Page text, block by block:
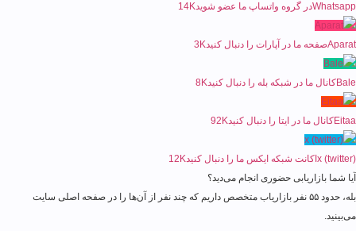
Whatsappدر گروه واتساپ ما عضو شوید14K
Aparatصفحه ما در آپارات را دنبال کنید3K
Baleکانال ما در شبکه بله را دنبال کنید8K
Eitaaکانال ما در ایتا را دنبال کنید92K
x (twitter) اکانت شبکه ایکس ما را دنبال کنید12K
آیا شما بازاریابی حضوری انجام می‌دید؟
بله، حدود ۵۵ نفر بازاریاب متخصص داریم که چند نفر از آن‌ها را در صفحه اصلی سایت
می‌بینید.